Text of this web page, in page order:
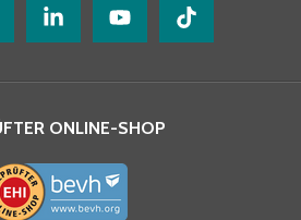
ONLINE-SHOP